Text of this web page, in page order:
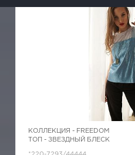
КОЛЛЕКЦИЯ - FREEDOM
ТОП - ЗВЕЗДНЫЙ БЛЕСК